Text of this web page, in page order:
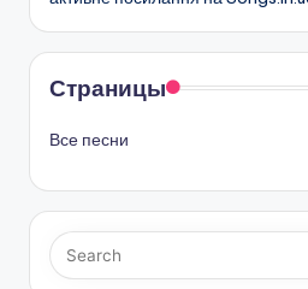
Страницы
Все песни